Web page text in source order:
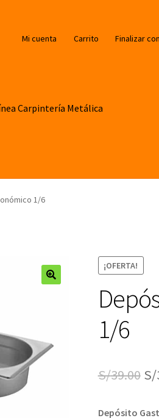
Mi cuenta Carrito Finalizar
Carpintería Metálica
1/6
¡OFERTA!
1/6
S/39.00 El
S/
Depósito